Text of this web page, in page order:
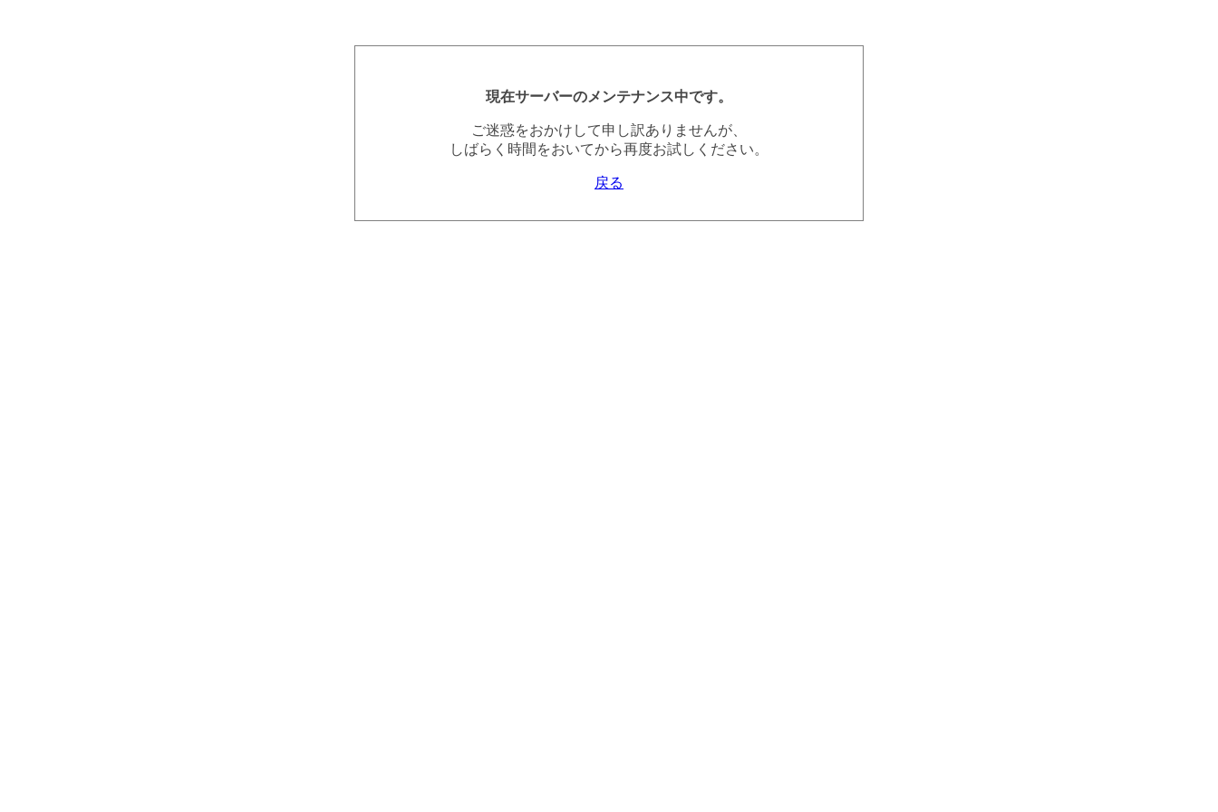
現在サーバーのメンテナンス中です。
ご迷惑をおかけして申し訳ありませんが、
しばらく時間をおいてから再度お試しください。
戻る